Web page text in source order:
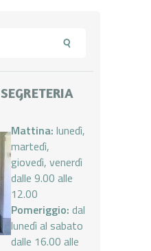
Mattina: lunedì,
martedì,
giovedì, venerdì
dalle 9.00 alle
12.00
Pomeriggio: dal
lunedì al sabato
dalle 16.00 alle